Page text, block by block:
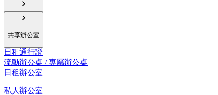
共享辦公室
日租通行證
流動辦公桌 / 專屬辦公桌
日租辦公室
私人辦公室